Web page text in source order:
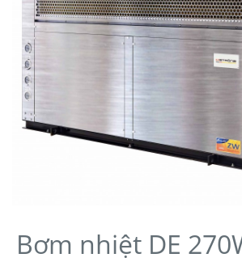
Bơm nhiệt DE